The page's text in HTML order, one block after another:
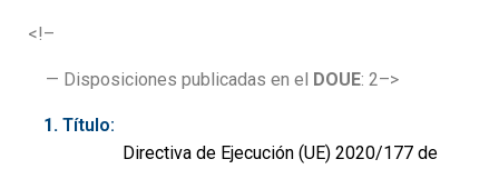
<!–
— Disposiciones publicadas en el DOUE: 2–>
Título:
Directiva de Ejecución (UE) 2020/177 de